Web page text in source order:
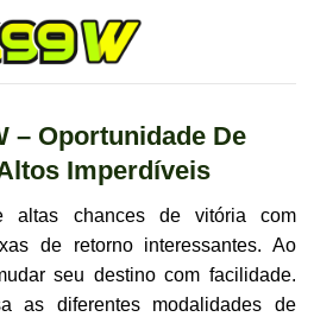
– Oportunidade De
Imperdíveis
altas chances de vitória com
de retorno interessantes. Ao
seu destino com facilidade.
as diferentes modalidades de